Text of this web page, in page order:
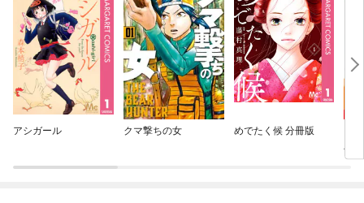
アシガール クマ撃ちの女 めでたく候 分冊版
版
ー×